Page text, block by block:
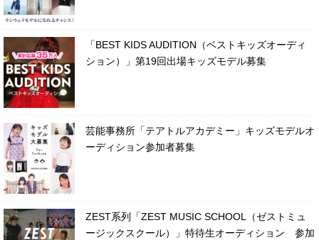
「BEST KIDS AUDITION（ベストキッズオーディ
ション）」第19回出場キッズモデル募集
芸能事務所「テアトルアカデミー」キッズモデルオ
ーディション参加者募集
ZEST系列「ZEST MUSIC SCHOOL（ゼストミュ
ージックスクール）」特待生オーディション 参加